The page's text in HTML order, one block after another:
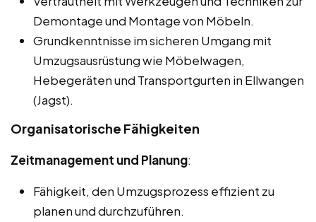
Demontage und Montage von Möbeln.
Grundkenntnisse im sicheren Umgang mit
Umzugsausrüstung wie Möbelwagen,
Hebegeräten und Transportgurten in Ellwangen
(Jagst).
Organisatorische Fähigkeiten
Zeitmanagement und Planung:
Fähigkeit, den Umzugsprozess effizient zu
planen und durchzuführen.